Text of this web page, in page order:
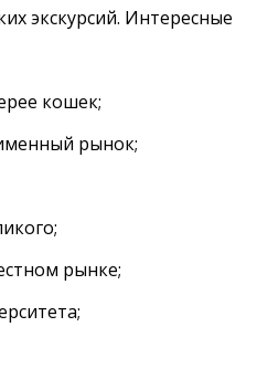
экскурсий. Интересные
кошек;
рынок;
рынке;